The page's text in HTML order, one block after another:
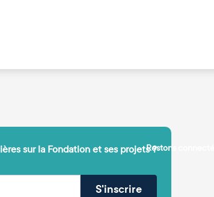
sur la Fondation et ses projets ?
S'inscrire
Restons connectés